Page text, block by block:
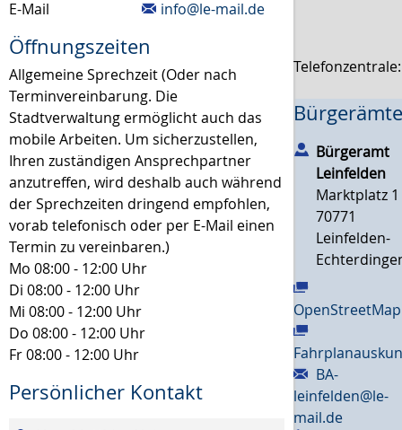
E-Mail
info@le-mail.de
Öffnungszeiten
Allgemeine Sprechzeit (Oder nach
Terminvereinbarung. Die
Stadtverwaltung ermöglicht auch das
mobile Arbeiten. Um sicherzustellen,
Ihren zuständigen Ansprechpartner
anzutreffen, wird deshalb auch während
der Sprechzeiten dringend empfohlen,
vorab telefonisch oder per E-Mail einen
Termin zu vereinbaren.)
Mo 08:00 - 12:00 Uhr
Di 08:00 - 12:00 Uhr
Mi 08:00 - 12:00 Uhr
Do 08:00 - 12:00 Uhr
Fr08:00 - 12:00 Uhr
Persönlicher Kontakt
Bürgeramt
Leinfelden
Marktplatz 1
70771
Leinfelden-
OpenStreetMap
BA-
leinfelden@le-
mail.de